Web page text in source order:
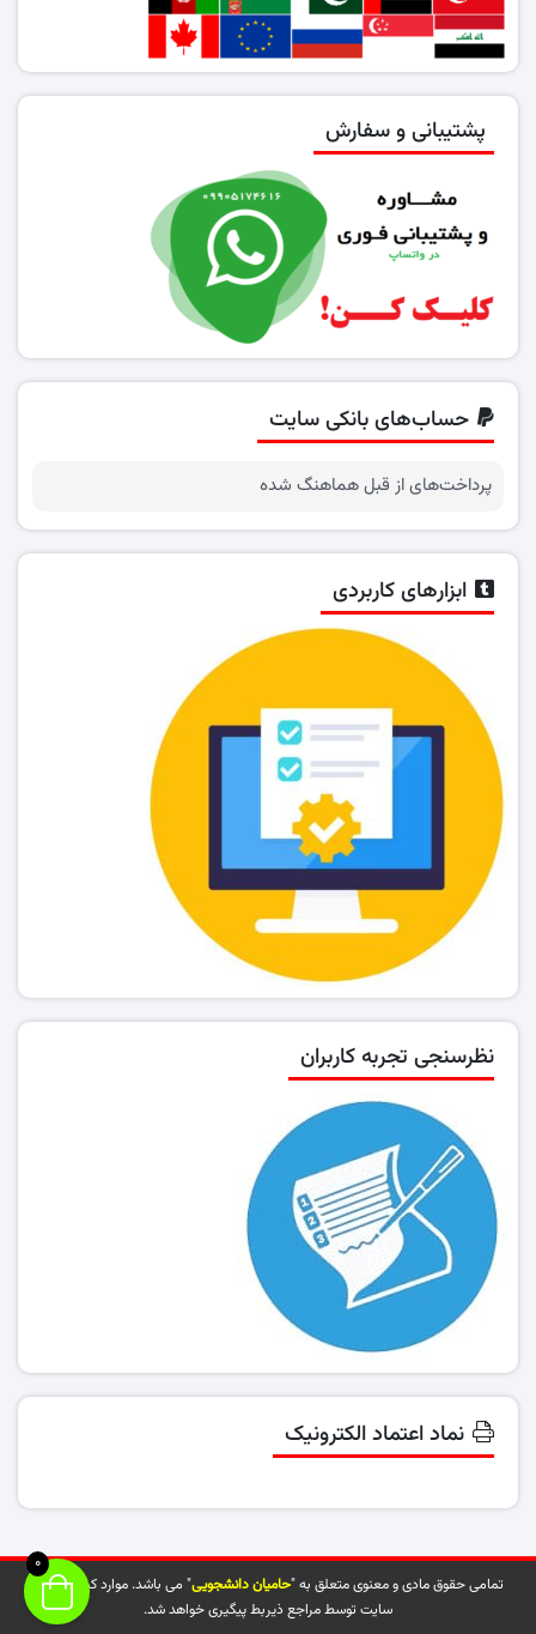
پشتیبانی و سفارش
حساب‌های بانکی سایت
پرداخت‌های از قبل هماهنگ شده
ابزارهای کاربردی
نظرسنجی تجربه کاربران
نماد اعتماد الکترونیک
تمامی حقوق مادی و معنوی متعلق به "حامیان دانشجویی" می باشد. موارد کپی شده از
سایت توسط مراجع ذیربط پیگیری خواهد شد.
0